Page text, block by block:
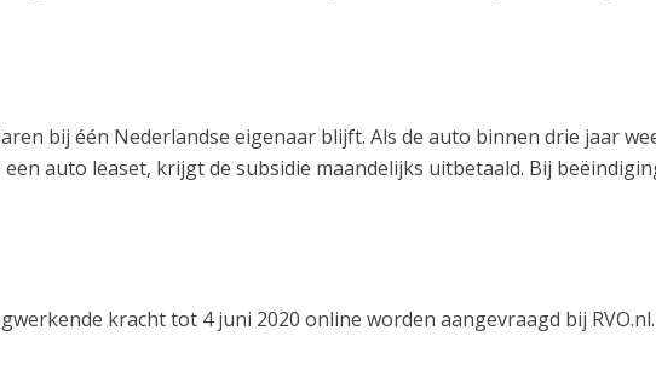
bij één Nederlandse eigenaar blijft. Als de auto binnen drie jaar
auto leaset, krijgt de subsidie maandelijks uitbetaald. Bij
kracht tot 4 juni 2020 online worden aangevraagd bij